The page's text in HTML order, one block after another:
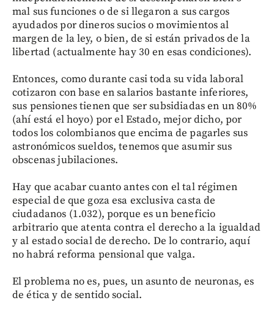
mal sus funciones o de si llegaron a sus cargos
ayudados por dineros sucios o movimientos al
margen de la ley, o bien, de si están privados de la
libertad (actualmente hay 30 en esas condiciones).
Entonces, como durante casi toda su vida laboral
cotizaron con base en salarios bastante inferiores,
sus pensiones tienen que ser subsidiadas en un 80%
(ahí está el hoyo) por el Estado, mejor dicho, por
todos los colombianos que encima de pagarles sus
astronómicos sueldos, tenemos que asumir sus
obscenas jubilaciones.
Hay que acabar cuanto antes con el tal régimen
especial de que goza esa exclusiva casta de
ciudadanos (1.032), porque es un beneficio
arbitrario que atenta contra el derecho a la igualdad
y al estado social de derecho. De lo contrario, aquí
no habrá reforma pensional que valga.
El problema no es, pues, un asunto de neuronas, es
de ética y de sentido social.